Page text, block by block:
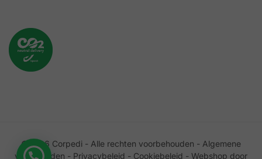
©2026 Corpedi - Alle rechten voorbehouden - Algemene
voorwaarden - Privacybeleid - Cookiebeleid - Webshop door